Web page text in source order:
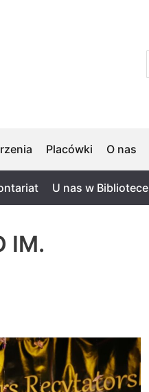
Placówki O nas
U nas w Bibliotece
IM.